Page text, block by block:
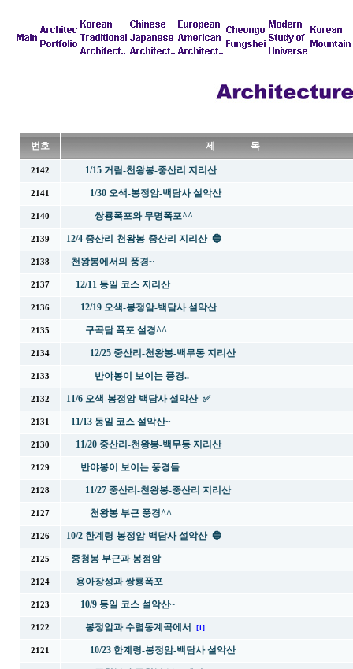
번호 제 목
2142 1/15 거림-천왕봉-중산리 지리산
2141 1/30 오색-봉정암-백담사 설악산
2140 쌍룡폭포와 무명폭포^^
2139 12/4 중산리-천왕봉-중산리 지리산 🔵
2138 천왕봉에서의 풍경~
2137 12/11 동일 코스 지리산
2136 12/19 오색-봉정암-백담사 설악산
2135 구곡담 폭포 설경^^
2134 12/25 중산리-천왕봉-백무동 지리산
2133 반야봉이 보이는 풍경..
2132 11/6 오색-봉정암-백담사 설악산 ✅
2131 11/13 동일 코스 설악산~
2130 11/20 중산리-천왕봉-백무동 지리산
2129 반야봉이 보이는 풍경들
2128 11/27 중산리-천왕봉-중산리 지리산
2127 천왕봉 부근 풍경^^
2126 10/2 한계령-봉정암-백담사 설악산 🔵
2125 중청봉 부근과 봉정암
2124 용아장성과 쌍룡폭포
2123 10/9 동일 코스 설악산~
2122 봉정암과 수렴동계곡에서 [1]
2121 10/23 한계령-봉정암-백담사 설악산